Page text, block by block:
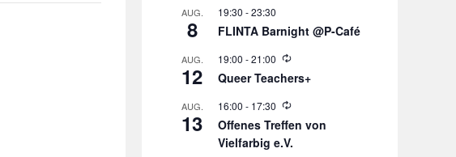
o
u
n
AUG.
8
19:30 -23:30
FLINTA Barnight @P-Café
AUG.
12
19:00 -21:00
W
e
e
r
o
Queer Teachers+
AUG.
13
16:00 - 17:30
W
e
d
Offenes Treffen von
Vielfarbig e.V.